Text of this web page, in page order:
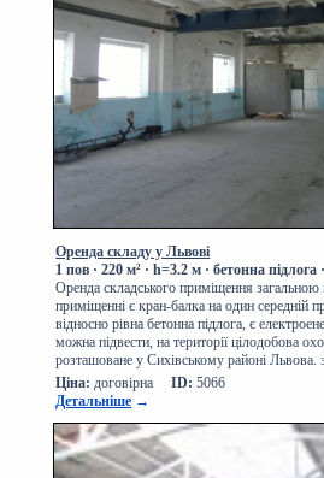
Оренда складу у Львові
1 пов · 220 м² · h=3.2 м · бетонна підлога
Оренда складського приміщення
приміщенні є кран-балка на один середній
відносно рівна бетонна підлога, є
можна підвести, на території цілодобова
розташоване у Сихівському районі Львова.
Ціна: договірна ID: 5066
Детальніше →